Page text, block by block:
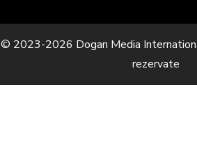
© 2023-2026 Dogan Media
rezervate